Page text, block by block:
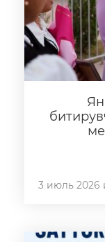
3 июль 2026